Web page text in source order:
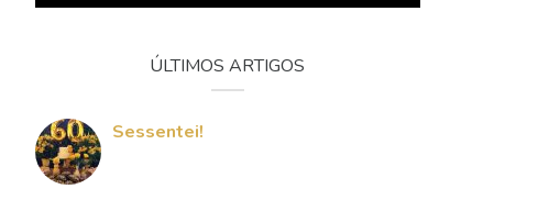
ÚLTIMOS ARTIGOS
Sessentei!